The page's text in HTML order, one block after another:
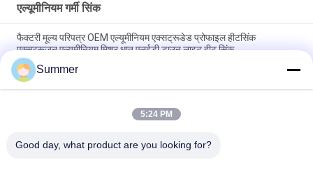
एल्यूमीनियम गर्मी सिंक
फैक्टरी मूल्य परिपत्र OEM एल्यूमीनियम एक्सट्रूडेड प्रोफाइल हीटसिंक
एक्सट्रूज़न एल्यूमीनियम मिश्र धातु एलईडी डाउन लाइट हीट सिंक
कस्टम एल्यूमीनियम प्रोफाइल फैक्टरी उच्च घनत्व काला एनोडाइज्ड 6063
एल्यूमीनियम एक्सट्रूडेड हीट सिंक
औद्योगिक एल्यूमिनियम प्रोफाइल आकार का हीटसिंक सीएनसी परिशुद्धता मशीनिंग
Summer
5:24 PM
Good day, what product are you looking for?